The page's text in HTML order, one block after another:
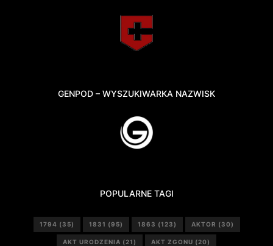
GENPOD – WYSZUKIWARKA NAZWISK
POPULARNE TAGI
1794 (35) 1831 (95) 1863 (123) AKTOR (30)
AKT URODZENIA (21) AKT ZGONU (20)